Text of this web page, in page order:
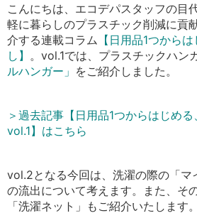
こんにちは、エコデパスタッフの目
軽に暮らしのプラスチック削減に貢
介する連載コラム 【日用品1つから
し】 。vol.1では、プラスチックハン
ルハンガー」 をご紹介しました。
＞過去記事【日用品1つからはじめ
vol.1】はこちら
vol.2となる今回は、洗濯の際の「マ
の流出について考えます。また、そ
「洗濯ネット」もご紹介いたします。